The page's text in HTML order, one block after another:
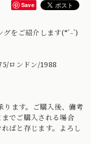
Save
グをご紹介します(*´-`)
ロンドン/1988
ります。ご購入後、備考
でご購入される場合
ばと存じます。よろし